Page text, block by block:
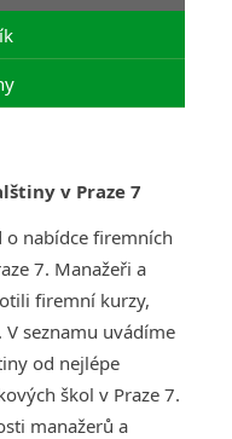
v Praze 7
o nabídce firemních
7. Manažeři a
firemní kurzy,
seznamu uvádíme
od nejlépe
škol v Praze 7.
manažerů a